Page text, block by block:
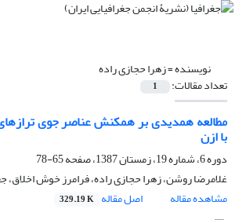
نویسنده =زهرا حجازی راده
تعداد مقالات: 1
مطالعه همدیدی بر همکنش عناصر جوی
با ازن
دوره 6، شماره 19، زمستان 1387، صفحه
65-78
غلامرضا روشن، زهرا حجازی راده، فرامرز خوش اخلاق،
مشاهده مقاله
اصل مقاله 329.19 K